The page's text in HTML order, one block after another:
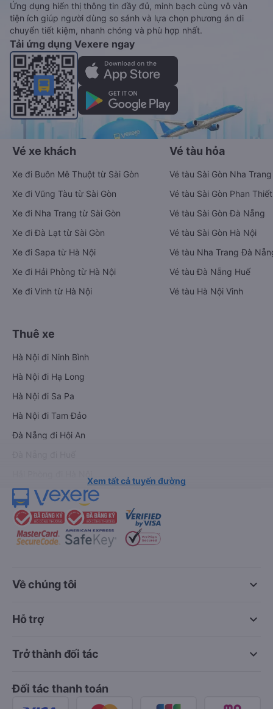
Ứng dụng hiển thị thông tin đầy đủ, minh bạch cùng vô vàn
tiện ích giúp người dùng so sánh và lựa chọn phương án di
chuyển tiết kiệm, nhanh chóng và phù hợp nhất.
Tải ứng dụng Vexere ngay
Vé xe khách
Xe đi Buôn Mê Thuột từ Sài Gòn
Xe đi Vũng Tàu từ Sài Gòn
Xe đi Nha Trang từ Sài Gòn
Xe đi Đà Lạt từ Sài Gòn
Xe đi Sapa từ Hà Nội
Xe đi Hải Phòng từ Hà Nội
Xe đi Vinh từ Hà Nội
Vé tàu hỏa
Vé tàu Sài Gòn Nha Trang
Vé tàu Sài Gòn Phan Thiết
Vé tàu Sài Gòn Đà Nẵng
Vé tàu Sài Gòn Hà Nội
Vé tàu Nha Trang Đà
Vé tàu Đà Nẵng Huế
Vé tàu Hà Nội Vinh
Thuê xe
Hà Nội đi Ninh Bình
Hà Nội đi Hạ Long
Hà Nội đi Sa Pa
Hà Nội đi Tam Đảo
Đà Nẵng đi Hội An
Xem tất cả tuyến đường
keyboard_arrow_down
Về chúng tôi
keyboard_arrow_down
Hỗ trợ
keyboard_arrow_down
Trở thành đối tác
Đối tác thanh toán